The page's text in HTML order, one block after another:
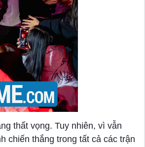
thất vọng. Tuy nhiên, vì vẫn
chiến thắng trong tất cả các trận